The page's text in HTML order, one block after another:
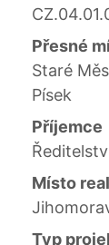
Přesné
Staré
Písek
Příjemce
Místo
Typ